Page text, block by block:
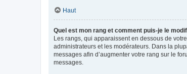
Haut
Quel est mon rang et comment puis-je le
Les rangs, qui apparaissent en dessous de
administrateurs et les modérateurs. Dans la
messages afin d’augmenter votre rang sur le
messages.